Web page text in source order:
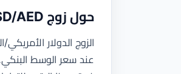
حول زوج USD/AED